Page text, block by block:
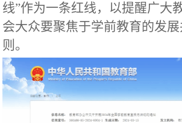
线”作为一条红线，以提醒广大
会大众要聚焦于学前教育的发
则。